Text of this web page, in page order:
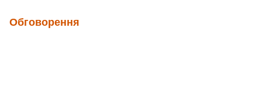
Обговорення